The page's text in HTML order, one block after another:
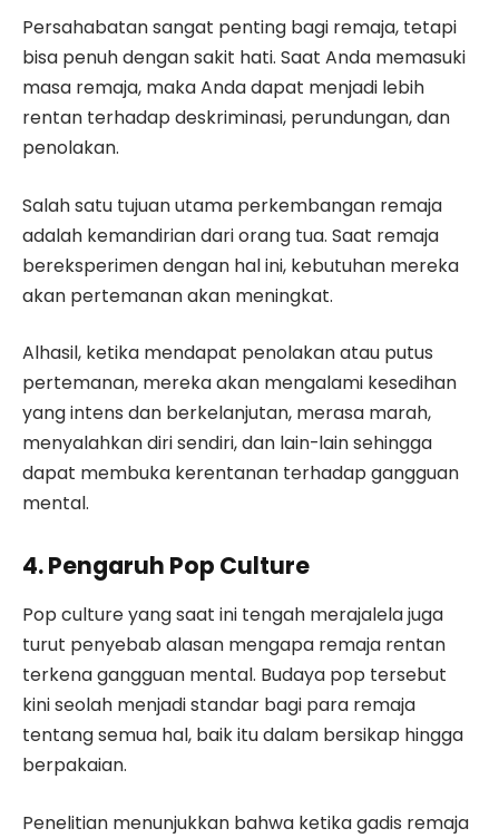
Persahabatan sangat penting bagi remaja, tetapi
bisa penuh dengan sakit hati. Saat Anda memasuki
masa remaja, maka Anda dapat menjadi lebih
rentan terhadap deskriminasi, perundungan, dan
penolakan.
Salah satu tujuan utama perkembangan remaja
adalah kemandirian dari orang tua. Saat remaja
bereksperimen dengan hal ini, kebutuhan mereka
akan pertemanan akan meningkat.
Alhasil, ketika mendapat penolakan atau putus
pertemanan, mereka akan mengalami kesedihan
yang intens dan berkelanjutan, merasa marah,
menyalahkan diri sendiri, dan lain-lain sehingga
dapat membuka kerentanan terhadap gangguan
mental.
4. Pengaruh Pop Culture
Pop culture yang saat ini tengah merajalela juga
turut penyebab alasan mengapa remaja rentan
terkena gangguan mental. Budaya pop tersebut
kini seolah menjadi standar bagi para remaja
tentang semua hal, baik itu dalam bersikap hingga
berpakaian.
Penelitian menunjukkan bahwa ketika gadis remaja